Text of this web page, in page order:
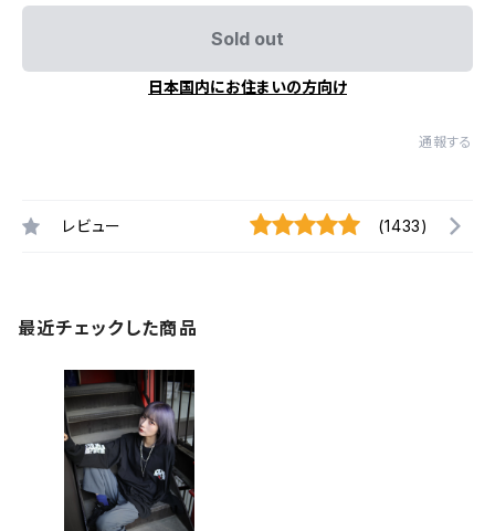
Sold out
日本国内にお住まいの方向け
通報する
レビュー (1433)
最近チェックした商品